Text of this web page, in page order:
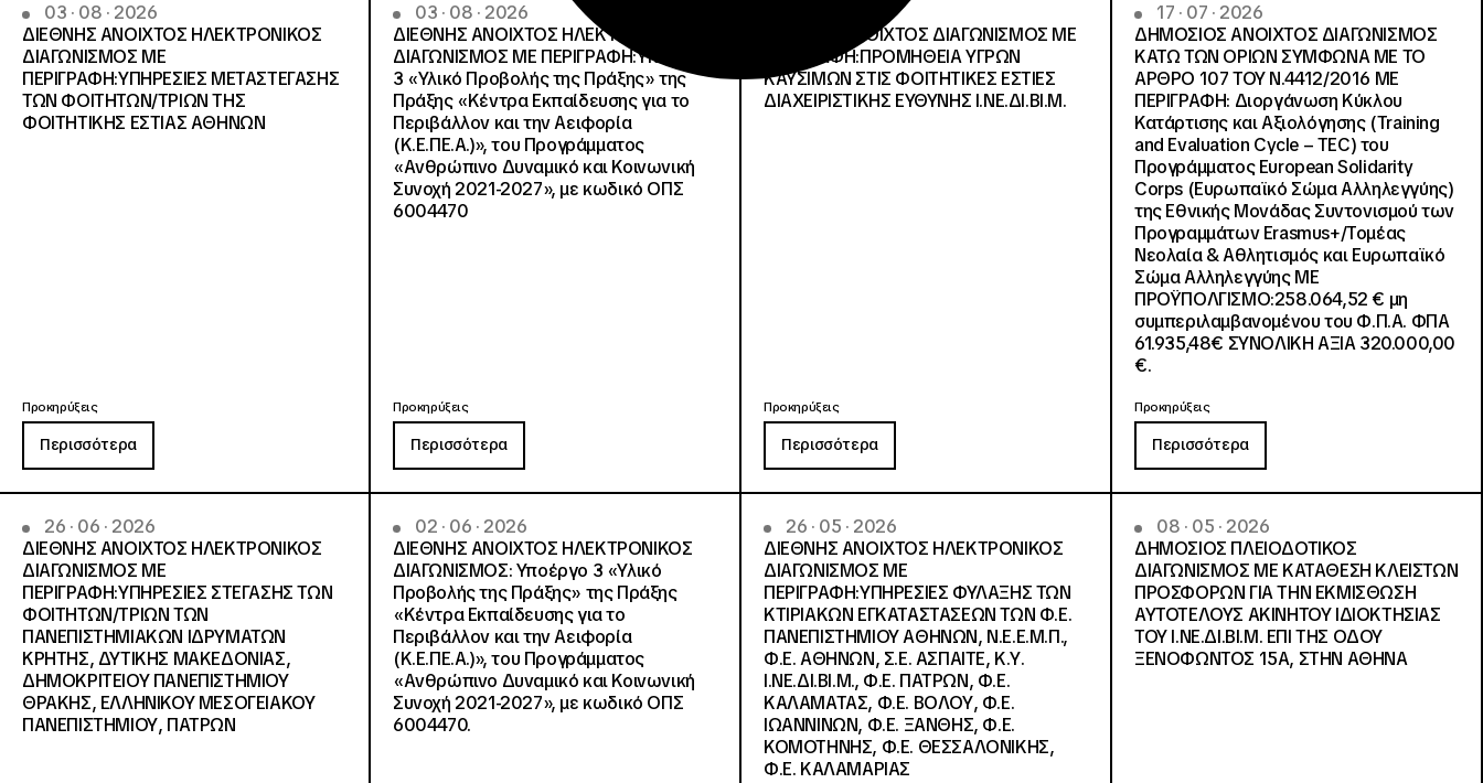
03 · 08 · 2026
ΔΙΕΘΝΗΣ ΑΝΟΙΧΤΟΣ ΗΛΕΚΤΡΟΝΙΚΟΣ
ΔΙΑΓΩΝΙΣΜΟΣ ΜΕ
ΠΕΡΙΓΡΑΦΗ:ΥΠΗΡΕΣΙΕΣ METAΣΤΕΓΑΣΗΣ
ΤΩΝ ΦΟΙΤΗΤΩΝ/ΤΡΙΩΝ ΤΗΣ
ΦΟΙΤΗΤΙΚΗΣ ΕΣΤΙΑΣ ΑΘΗΝΩΝ
Προκηρύξεις
Περισσότερα
03 · 08 · 2026
ΔΙΕΘΝΗΣ ΑΝΟΙΧΤΟΣ ΗΛΕΚΤΡΟΝΙΚΟΣ
ΔΙΑΓΩΝΙΣΜΟΣ ΜΕ ΠΕΡΙΓΡΑΦΗ:Υποέργο
3 «Υλικό Προβολής της Πράξης» της
Πράξης «Κέντρα Εκπαίδευσης για το
Περιβάλλον και την Αειφορία
(Κ.Ε.ΠΕ.Α.)», του Προγράμματος
«Ανθρώπινο Δυναμικό και Κοινωνική
Συνοχή 2021-2027», με κωδικό ΟΠΣ
6004470
Προκηρύξεις
Περισσότερα
29 · 07 · 2026
ΔΙΕΘΝΗΣ ΑΝΟΙΧΤΟΣ ΔΙΑΓΩΝΙΣΜΟΣ ΜΕ
ΠΕΡΙΓΡΑΦΗ:ΠΡΟΜΗΘΕΙΑ ΥΓΡΩΝ
ΚΑΥΣΙΜΩΝ ΣΤΙΣ ΦΟΙΤΗΤΙΚΕΣ ΕΣΤΙΕΣ
ΔΙΑΧΕΙΡΙΣΤΙΚΗΣ ΕΥΘΥΝΗΣ Ι.ΝΕ.ΔΙ.ΒΙ.Μ.
Προκηρύξεις
Περισσότερα
17 · 07 · 2026
ΔΗΜΟΣΙΟΣ ΑΝΟΙΧΤΟΣ ΔΙΑΓΩΝΙΣΜΟΣ
ΚΑΤΩ ΤΩΝ ΟΡΙΩΝ ΣΥΜΦΩΝΑ ΜΕ ΤΟ
ΑΡΘΡΟ 107 ΤΟΥ Ν.4412/2016 ΜΕ
ΠΕΡΙΓΡΑΦΗ: Διοργάνωση Κύκλου
Κατάρτισης και Αξιολόγησης (Training
and Evaluation Cycle – TEC) του
Προγράμματος European Solidarity
Corps (Ευρωπαϊκό Σώμα Αλληλεγγύης)
της Εθνικής Μονάδας Συντονισμού των
Προγραμμάτων Erasmus+/Τομέας
Νεολαία & Αθλητισμός και Ευρωπαϊκό
Σώμα Αλληλεγγύης ΜΕ
ΠΡΟΫΠΟΛΓΙΣΜΟ:258.064,52 € μη
συμπεριλαμβανομένου του Φ.Π.Α. ΦΠΑ
61.935,48€ ΣΥΝΟΛΙΚΗ ΑΞΙΑ 320.000,00
€.
Προκηρύξεις
Περισσότερα
26 · 06 · 2026
ΔΙΕΘΝΗΣ ΑΝΟΙΧΤΟΣ ΗΛΕΚΤΡΟΝΙΚΟΣ
ΔΙΑΓΩΝΙΣΜΟΣ ΜΕ
ΠΕΡΙΓΡΑΦΗ:ΥΠΗΡΕΣΙΕΣ ΣΤΕΓΑΣΗΣ ΤΩΝ
ΦΟΙΤΗΤΩΝ/ΤΡΙΩΝ ΤΩΝ
ΠΑΝΕΠΙΣΤΗΜΙΑΚΩΝ ΙΔΡΥΜΑΤΩΝ
KΡΗΤΗΣ, ΔΥΤΙΚΗΣ ΜΑΚΕΔΟΝΙΑΣ,
ΔΗΜΟΚΡΙΤΕΙΟΥ ΠΑΝΕΠΙΣΤΗΜΙΟΥ
ΘΡΑΚΗΣ, ΕΛΛΗΝΙΚΟΥ ΜΕΣΟΓΕΙΑΚΟΥ
ΠΑΝΕΠΙΣΤΗΜΙΟΥ, ΠΑΤΡΩΝ
02 · 06 · 2026
ΔΙΕΘΝΗΣ ΑΝΟΙΧΤΟΣ ΗΛΕΚΤΡΟΝΙΚΟΣ
ΔΙΑΓΩΝΙΣΜΟΣ: Υποέργο 3 «Υλικό
Προβολής της Πράξης» της Πράξης
«Κέντρα Εκπαίδευσης για το
Περιβάλλον και την Αειφορία
(Κ.Ε.ΠΕ.Α.)», του Προγράμματος
«Ανθρώπινο Δυναμικό και Κοινωνική
Συνοχή 2021-2027», με κωδικό ΟΠΣ
6004470.
26 · 05 · 2026
ΔΙΕΘΝΗΣ ΑΝΟΙΧΤΟΣ ΗΛΕΚΤΡΟΝΙΚΟΣ
ΔΙΑΓΩΝΙΣΜΟΣ ΜΕ
ΠΕΡΙΓΡΑΦΗ:ΥΠΗΡΕΣΙΕΣ ΦΥΛΑΞΗΣ ΤΩΝ
ΚΤΙΡΙΑΚΩΝ ΕΓΚΑΤΑΣΤΑΣΕΩΝ ΤΩΝ Φ.Ε.
ΠΑΝΕΠΙΣΤΗΜΙΟΥ ΑΘΗΝΩΝ, Ν.Ε.Ε.Μ.Π.,
Φ.Ε. ΑΘΗΝΩΝ, Σ.Ε. ΑΣΠΑΙΤΕ, Κ.Υ.
Ι.ΝΕ.ΔΙ.ΒΙ.Μ., Φ.Ε. ΠΑΤΡΩΝ, Φ.Ε.
ΚΑΛΑΜΑΤΑΣ, Φ.Ε. ΒΟΛΟΥ, Φ.Ε.
ΙΩΑΝΝΙΝΩΝ, Φ.Ε. ΞΑΝΘΗΣ, Φ.Ε.
ΚΟΜΟΤΗΝΗΣ, Φ.Ε. ΘΕΣΣΑΛΟΝΙΚΗΣ,
Φ.Ε. ΚΑΛΑΜΑΡΙΑΣ
08 · 05 · 2026
ΔΗΜΟΣΙΟΣ ΠΛΕΙΟΔΟΤΙΚΟΣ
ΔΙΑΓΩΝΙΣΜΟΣ ΜΕ ΚΑΤΑΘΕΣΗ ΚΛΕΙΣΤΩΝ
ΠΡΟΣΦΟΡΩΝ ΓΙΑ ΤΗΝ ΕΚΜΙΣΘΩΣΗ
ΑΥΤΟΤΕΛΟΥΣ ΑΚΙΝΗΤΟΥ ΙΔΙΟΚΤΗΣΙΑΣ
ΤΟΥ Ι.ΝΕ.ΔΙ.ΒΙ.Μ. ΕΠΙ ΤΗΣ ΟΔΟΥ
ΞΕΝΟΦΩΝΤΟΣ 15Α, ΣΤΗΝ ΑΘΗΝΑ